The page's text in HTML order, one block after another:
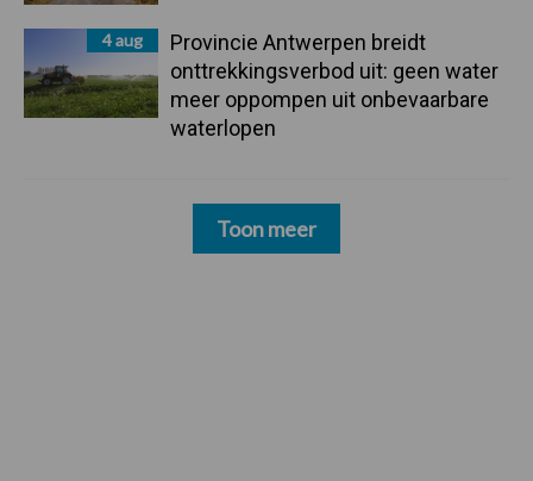
4 aug
Provincie Antwerpen breidt
onttrekkingsverbod uit: geen water
meer oppompen uit onbevaarbare
waterlopen
Toon meer